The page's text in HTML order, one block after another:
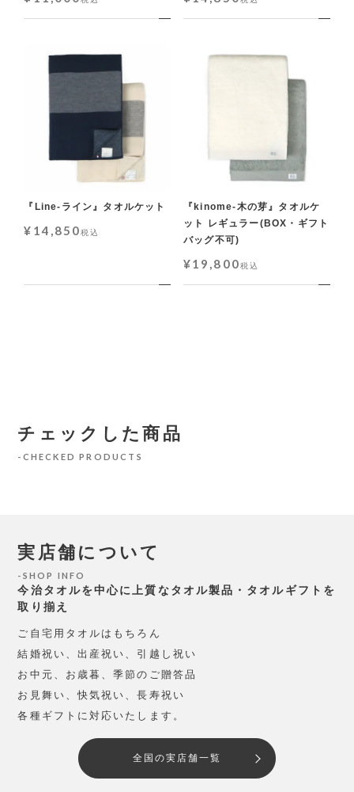
『Line-ライン』タオルケット
¥ 14,850税込
『kinome-木の芽』タオルケ
ット レギュラー(BOX・ギフト
バッグ不可)
¥19,800税込
チェックした商品
CHECKED PRODUCTS
実店舗について
SHOP INFO
今治タオルを中心に上質なタオル製品・タオルギフトを
取り揃え
ご自宅用タオルはもちろん
結婚祝い、出産祝い、引越し祝い
お中元、お歳暮、季節のご贈答品
お見舞い、快気祝い、長寿祝い
各種ギフトに対応いたします。
全国の実店舗一覧